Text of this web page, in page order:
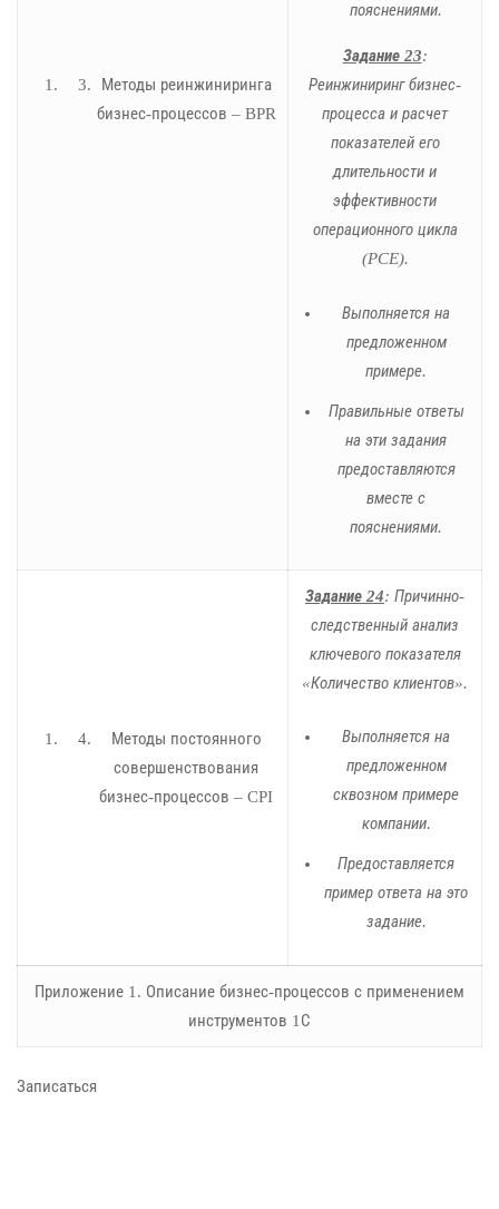
Методы реинжиниринга
бизнес-процессов – BPR
пояснениями.
Задание 23:
Реинжиниринг бизнес-
процесса и расчет
показателей его
длительности и
эффективности
операционного цикла
(PCE).
Выполняется на
предложенном
примере.
Правильные ответы
на эти задания
предоставляются
вместе с
пояснениями.
Методы постоянного
совершенствования
бизнес-процессов – CPI
Задание 24: Причинно-
следственный анализ
ключевого показателя
«Количество клиентов».
Выполняется на
предложенном
сквозном примере
компании.
Предоставляется
пример ответа на это
задание.
Приложение 1. Описание бизнес-процессов с применением
инструментов 1С
Записаться